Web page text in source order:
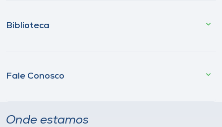
Biblioteca
Fale Conosco
Onde estamos